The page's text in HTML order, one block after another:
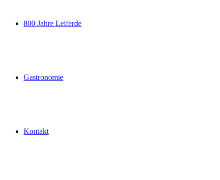
800 Jahre Leiferde
Gastronomie
Kontakt